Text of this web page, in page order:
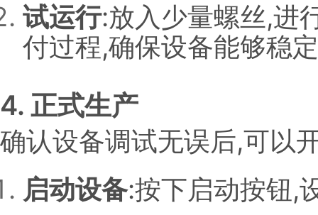
试运行:放入少量螺丝,进
付过程,确保设备能够稳
4. 正式生产
确认设备调试无误后,可以
启动设备:按下启动按钮,